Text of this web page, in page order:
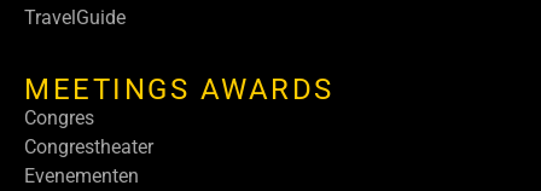
TravelGuide
MEETINGS AWARDS
Congres
Congrestheater
Evenementen